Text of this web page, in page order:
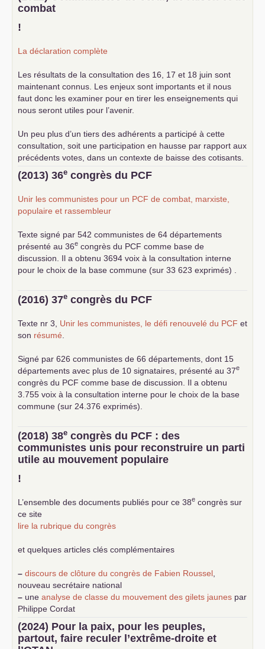
combat
!
La déclaration complète
Les résultats de la consultation des 16, 17 et 18 juin sont
maintenant connus. Les enjeux sont importants et il nous
faut donc les examiner pour en tirer les enseignements qui
nous seront utiles pour l’avenir.
Un peu plus d’un tiers des adhérents a participé à cette
consultation, soit une participation en hausse par rapport aux
précédents votes, dans un contexte de baisse des cotisants.
... lire la suite
(2013) 36e congrès du PCF
Unir les communistes pour un PCF de combat, marxiste,
populaire et rassembleur
Texte signé par 542 communistes de 64 départements
présenté au 36e congrès du PCF comme base de
discussion. Il a obtenu 3694 voix à la consultation interne
pour le choix de la base commune (sur 33 623 exprimés) .
(2016) 37e congrès du PCF
Texte nr 3, Unir les communistes, le défi renouvelé du PCF et
son résumé
Signé par 626 communistes de 66 départements, dont 15
départements avec plus de 10 signataires, présenté au 37e
congrès du PCF comme base de discussion. Il a obtenu
3.755 voix à la consultation interne pour le choix de la base
commune (sur 24.376 exprimés).
(2018) 38e congrès du PCF : des
communistes unis pour reconstruire un parti
utile au mouvement populaire
!
L’ensemble des documents publiés pour ce 38e congrès sur
ce site
lire la rubrique du congrès
et quelques articles clés complémentaires
– discours de clôture du congrès de Fabien Roussel
nouveau secrétaire national
– une analyse de classe du mouvement des gilets jaunes par
Philippe Cordat
–
un texte de Jean-Claude Delaunay
le marxisme est la
science sociale de notre temps
–un appel proposé aux partis communistes et ouvrier
(2024) Pour la paix, pour les peuples,
partout, faire reculer l’extrême-droite et